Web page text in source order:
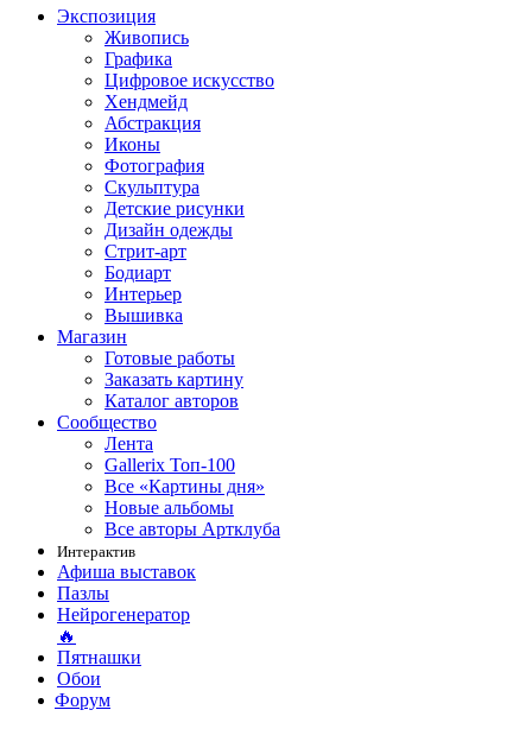
Экспозиция
Живопись
Графика
Цифровое искусство
Хендмейд
Абстракция
Иконы
Фотография
Скульптура
Детские рисунки
Дизайн одежды
Стрит-арт
Бодиарт
Интерьер
Вышивка
Магазин
Готовые работы
Заказать картину
Каталог авторов
Сообщество
Лента
Gallerix Топ-100
Все «Картины дня»
Новые альбомы
Все авторы Артклуба
Интерактив
Афиша выставок
Пазлы
Нейрогенератор
🔥
Пятнашки
Обои
Форум